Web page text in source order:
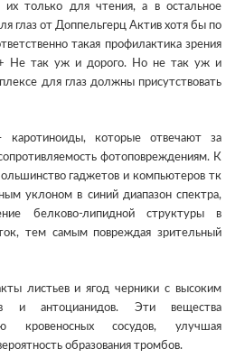
их только для чтения, а в остальное
глаз от Доппельгерц Актив хотя бы по
такая профилактика зрения
Не так уж и дорого. Но не так уж и
для глаз должны присутствовать
которые отвечают за
фотоповреждениям. К
гаджетов и компьютеров тк
уклоном в синий диапазон спектра,
белково-липидной структуры в
тем самым повреждая зрительный
листьев и ягод черники с высоким
и антоцианидов. Эти вещества
кровеносных сосудов, улучшая
образования тромбов.